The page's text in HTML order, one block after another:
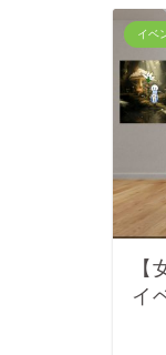
イベ
イ